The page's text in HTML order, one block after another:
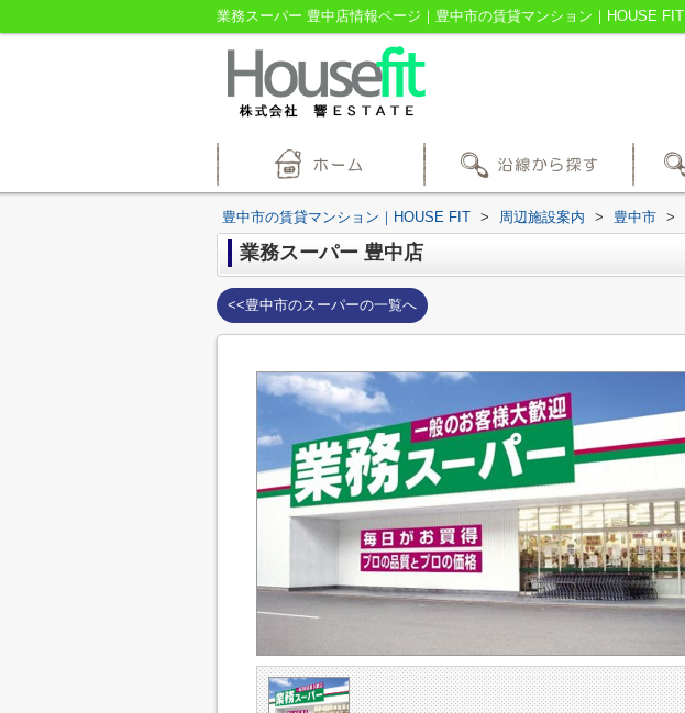
業務スーパー 豊中店情報ページ｜豊中市の賃貸マンション｜HOUSE FIT
豊中市の賃貸マンション｜HOUSE FIT > 周辺施設案内 > 豊中市 >
業務スーパー 豊中店
<<豊中市のスーパーの一覧へ